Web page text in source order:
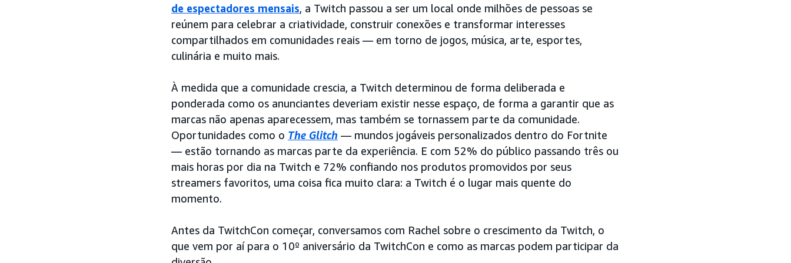
de espectadores mensais, a Twitch passou a ser um local onde milhões de pessoas se
reúnem para celebrar a criatividade, construir conexões e transformar interesses
compartilhados em comunidades reais — em torno de jogos, música, arte, esportes,
culinária e muito mais.
À medida que a comunidade crescia, a Twitch determinou de forma deliberada e
ponderada como os anunciantes deveriam existir nesse espaço, de forma a garantir que as
marcas não apenas aparecessem, mas também se tornassem parte da comunidade.
Oportunidades como o The Glitch — mundos jogáveis personalizados dentro do Fortnite
— estão tornando as marcas parte da experiência. E com 52% do público passando três ou
mais horas por dia na Twitch e 72% confiando nos produtos promovidos por seus
streamers favoritos, uma coisa fica muito clara: a Twitch é o lugar mais quente do
momento.
Antes da TwitchCon começar, conversamos com Rachel sobre o crescimento da Twitch, o
que vem por aí para o 10º aniversário da TwitchCon e como as marcas podem participar da